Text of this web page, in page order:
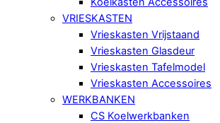
VRIESKASTEN
Vrieskasten Vrijstaand
Vrieskasten Glasdeur
Vrieskasten Tafelmodel
Vrieskasten Accessoires
WERKBANKEN
CS Koelwerkbanken